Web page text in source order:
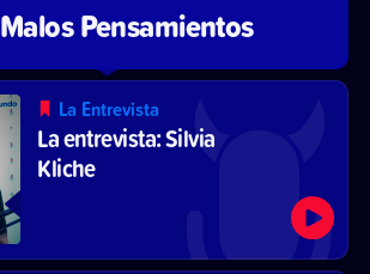
Malos Pensamientos
La Entrevista
La entrevista: Silvia
Kliche